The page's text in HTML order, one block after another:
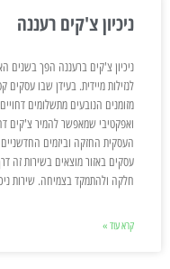
ניכיון צ'קים רעננה
ניכיון צ'קים ברעננה הפך בשנים
לנזילות מיידית. בעידן שבו עסקים
מזומנים הנובעים מתשלומים
ואפקטיבי שמאפשר להמיר צ'קים
העסקית החזקה וביזמים החדשניים
עסקים באזור מוצאים בשירות זה
חלקה ולהתמקד בצמיחה. שירות
קרא עוד »